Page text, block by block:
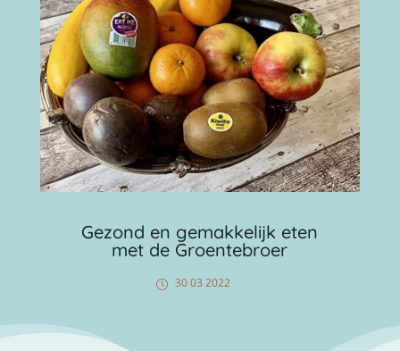
Gezond en gemakkelijk eten
met de Groentebroer
30 03 2022